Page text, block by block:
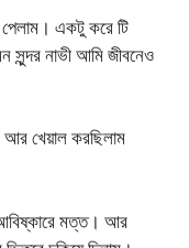
একটু করে টি
সুন্দর নাভী আমি জীবনেও
খেয়াল করছিলাম
মত্ত। আর